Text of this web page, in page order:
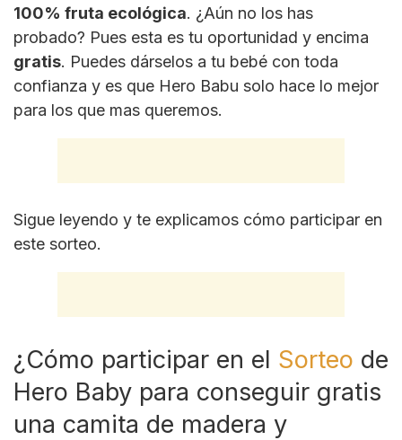
100% fruta ecológica. ¿Aún no los has
probado? Pues esta es tu oportunidad y encima
gratis. Puedes dárselos a tu bebé con toda
confianza y es que Hero Babu solo hace lo mejor
para los que mas queremos.
Sigue leyendo y te explicamos cómo participar en
este sorteo.
¿Cómo participar en el Sorteo de
Hero Baby para conseguir gratis
una camita de madera y